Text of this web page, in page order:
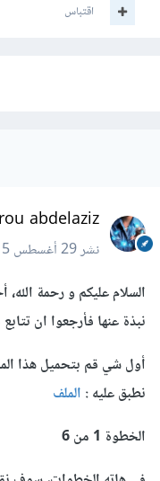
اقتباس
abdelaziz
نشر29 أغسطس 2015
السلام عليكم و رحمة
نبذة عنها فأرجعوا ان
نطبق عليه : الملف
الخطوة 1 من
6